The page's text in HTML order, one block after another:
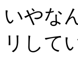
いやな
リして